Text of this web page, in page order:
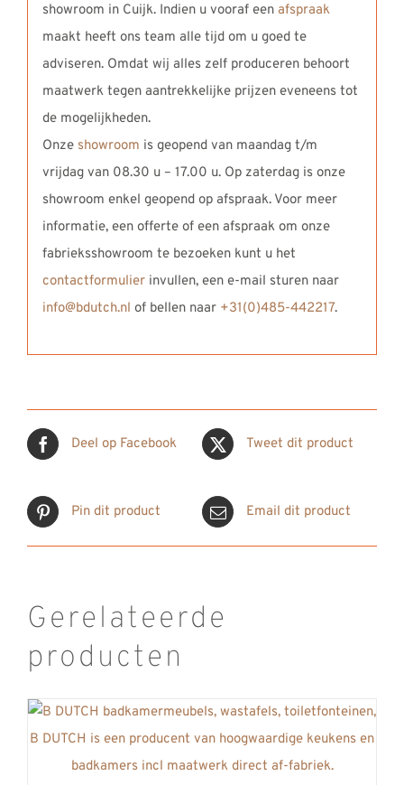
showroom in Cuijk. Indien u vooraf een afspraak
maakt heeft ons team alle tijd om u goed te
adviseren. Omdat wij alles zelf produceren behoort
maatwerk tegen aantrekkelijke prijzen eveneens tot
de mogelijkheden.
Onze showroom is geopend van maandag t/m
vrijdag van 08.30 u – 17.00 u. Op zaterdag is onze
showroom enkel geopend op afspraak. Voor meer
informatie, een offerte of een afspraak om onze
fabrieksshowroom te bezoeken kunt u het
contactformulierinvullen, een e-mail sturen naar
info@bdutch.nl of bellen naar +31(0)485-442217.
Deel op Facebook Tweet dit product
Pin dit product Email dit product
Gerelateerde
producten